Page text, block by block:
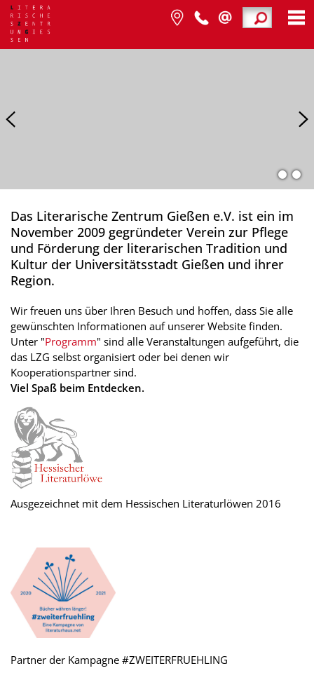
Das Literarische Zentrum Gießen e.V. ist ein im
November 2009 gegründeter Verein zur Pflege
und Förderung der literarischen Tradition und
Kultur der Universitätsstadt Gießen und ihrer
Region.
Wir freuen uns über Ihren Besuch und hoffen, dass Sie alle
gewünschten Informationen auf unserer Website finden.
Unter "Programm" sind alle Veranstaltungen aufgeführt, die
das LZG selbst organisiert oder bei denen wir
Kooperationspartner sind.
Viel Spaß beim Entdecken.
Ausgezeichnet mit dem Hessischen Literaturlöwen 2016
Partner der Kampagne #ZWEITERFRUEHLING